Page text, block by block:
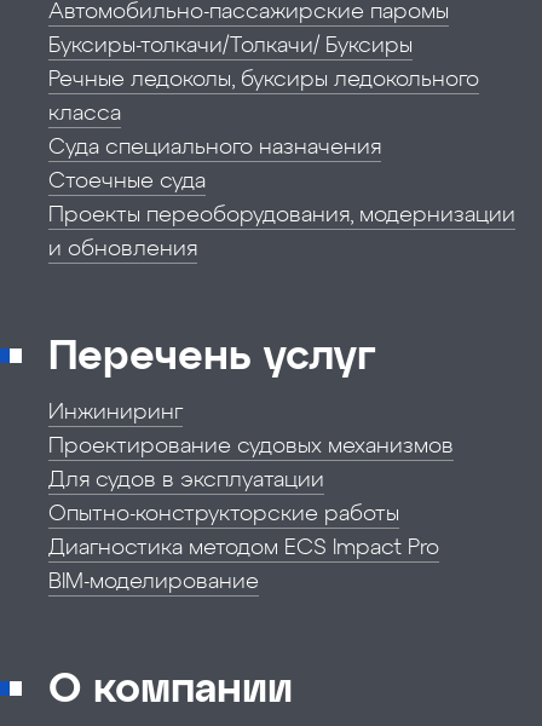
Автомобильно-пассажирские паромы
Буксиры-толкачи/Толкачи/ Буксиры
Речные ледоколы, буксиры ледокольного
класса
Суда специального назначения
Стоечные суда
Проекты переоборудования, модернизации
и обновления
Перечень услуг
Инжиниринг
Проектирование судовых механизмов
Для судов в эксплуатации
Опытно-конструкторские работы
Диагностика методом ECS Impact Pro
BIM-моделирование
О компании